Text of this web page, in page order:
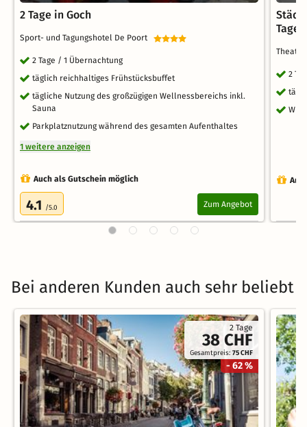
2 Tage in Goch
Sport- und Tagungshotel De Poort
2 Tage / 1 Übernachtung
täglich reichhaltiges Frühstücksbuffet
tägliche Nutzung des großzügigen Wellnessbereichs inkl.
Sauna
Parkplatznutzung während des gesamten Aufenthaltes
1 weitere anzeigen
Auch als Gutschein möglich
4.1 /5.0 Zum Angebot
Tage
2
Bei anderen Kunden auch sehr beliebt
2 Tage
38 CHF
Gesamtpreis:75 CHF
- 62 %